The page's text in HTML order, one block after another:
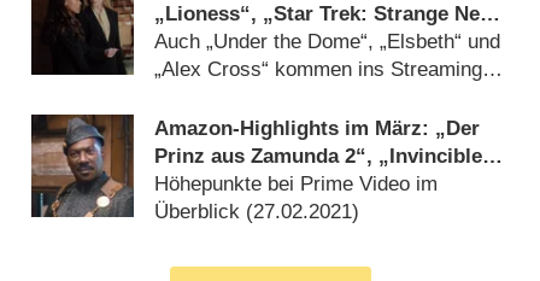
„Lioness“, „Star Trek: Strange New
Worlds“, „Blue Bloods“ und „Navy
CIS“
Auch „Under the Dome“, „Elsbeth“ und
„Alex Cross“ kommen ins Streaming-
Amazon-Highlights im März: „Der
Prinz aus Zamunda 2“, „Invincible“
und „The Magicians“
Höhepunkte bei Prime Video im
Überblick (27.02.2021)